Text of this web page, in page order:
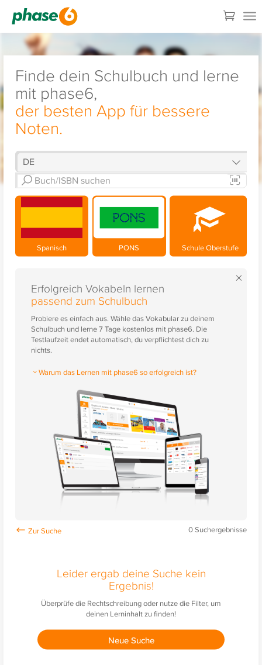
Finde dein Schulbuch und lerne
mit phase6,
der besten App für bessere
Noten.
Spanisch PONS Schule Oberstufe
×
Erfolgreich Vokabeln lernen
passend zum Schulbuch
Probiere es einfach aus. Wähle das Vokabular zu deinem
Schulbuch und lerne 7 Tage kostenlos mit phase6. Die
Testlaufzeit endet automatisch, du verpflichtest dich zu
nichts.
Warum das Lernen mit phase6 so erfolgreich ist?
0Suchergebnisse
Leider ergab deine Suche kein
Ergebnis!
Überprüfe die Rechtschreibung oder nutze die Filter, um
deinen Lerninhalt zu finden!
Neue Suche